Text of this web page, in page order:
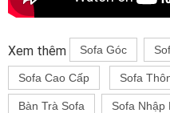
Xem thêm Sofa Góc
Sofa Cao Cấp Sofa
Bàn Trà Sofa Sofa Nhập